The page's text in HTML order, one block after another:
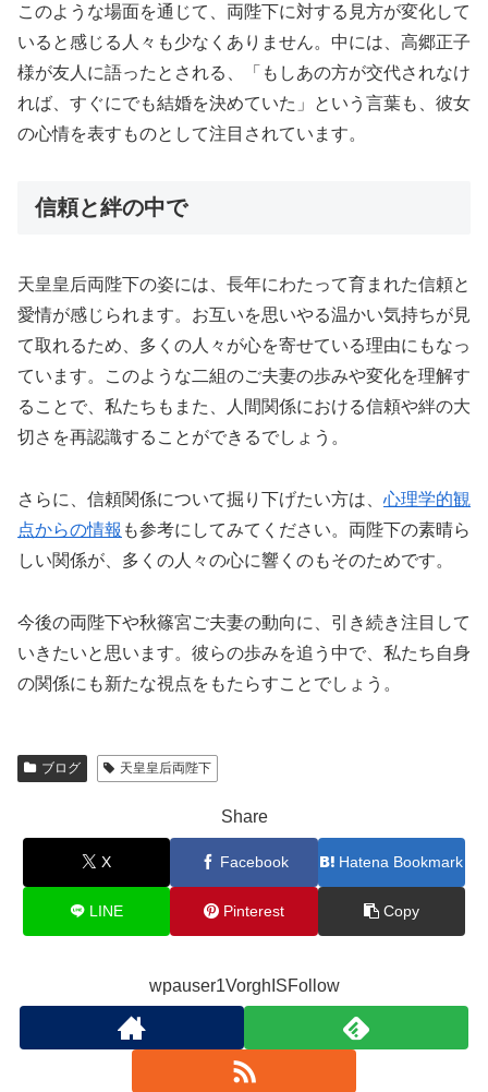
このような場面を通じて、両陛下に対する見方が変化して
いると感じる人々も少なくありません。中には、高郷正子
様が友人に語ったとされる、「もしあの方が交代されなけ
れば、すぐにでも結婚を決めていた」という言葉も、彼女
の心情を表すものとして注目されています。
信頼と絆の中で
天皇皇后両陛下の姿には、長年にわたって育まれた信頼と
愛情が感じられます。お互いを思いやる温かい気持ちが見
て取れるため、多くの人々が心を寄せている理由にもなっ
ています。このような二組のご夫妻の歩みや変化を理解す
ることで、私たちもまた、人間関係における信頼や絆の大
切さを再認識することができるでしょう。
さらに、信頼関係について掘り下げたい方は、 心理学的観
点からの情報 も参考にしてみてください。両陛下の素晴ら
しい関係が、多くの人々の心に響くのもそのためです。
今後の両陛下や秋篠宮ご夫妻の動向に、引き続き注目して
いきたいと思います。彼らの歩みを追う中で、私たち自身
の関係にも新たな視点をもたらすことでしょう。
ブログ 天皇皇后両陛下
Share
X Facebook Hatena Bookmark
LINE Pinterest Copy
wpauser1VorghISFollow